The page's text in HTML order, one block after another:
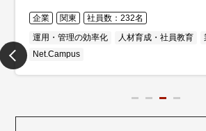
企業
九州・沖縄
人材育成・社員教育
Net.Campus